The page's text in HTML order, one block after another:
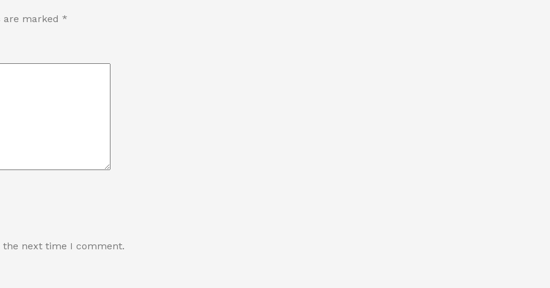
are marked *
the next time I comment.